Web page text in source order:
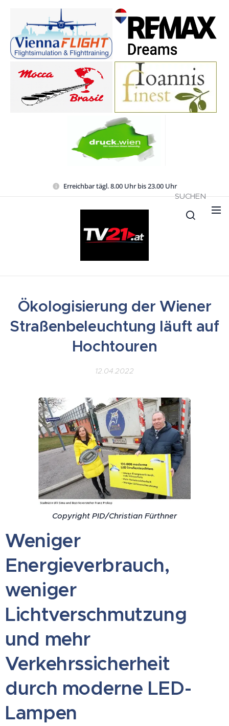
Erreichbar tägl. 8.00 Uhr bis 23.00 Uhr
SUCHEN
Ökologisierung der Wiener
Straßenbeleuchtung läuft auf
Hochtouren
12.04.2022
Copyright PID/Christian Fürthner
Weniger
Energieverbrauch,
weniger
Lichtverschmutzung
und mehr
Verkehrssicherheit
durch moderne LED-
Lampen